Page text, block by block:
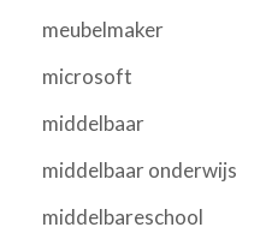
meubelmaker
microsoft
middelbaar
middelbaar onderwijs
middelbareschool